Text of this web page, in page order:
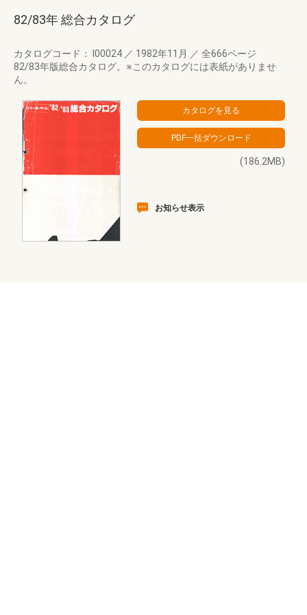
82/83年 総合カタログ
カタログコード： I00024 ／ 1982年11月 ／ 全666ページ
82/83年版総合カタログ。※このカタログには表紙がありませ
ん。
(186.2MB)
お知らせ表示